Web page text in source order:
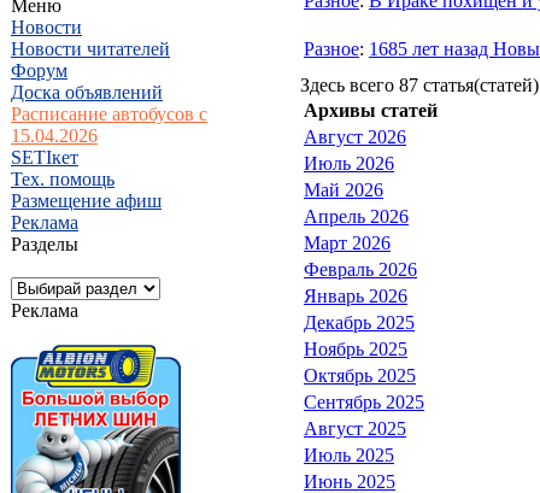
Меню
Новости
Новости читателей
Форум
Доска объявлений
Расписание автобусов с
15.04.2026
SETIкет
Тех. помощь
Размещение афиш
Реклама
Разделы
Реклама
Разное: 1685 лет назад
Здесь всего 87 статья(статей)
Архивы статей
Август 2026
Июль 2026
Май 2026
Апрель 2026
Март 2026
Февраль 2026
Январь 2026
Декабрь 2025
Ноябрь 2025
Октябрь 2025
Сентябрь 2025
Август 2025
Июль 2025
Июнь 2025